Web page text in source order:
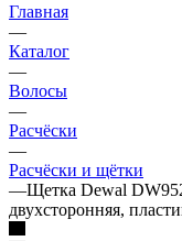
Главная
—
Каталог
—
Волосы
—
Расчёски
—
Расчёски и щётки
—Щетка Dewal
двухсторонняя,